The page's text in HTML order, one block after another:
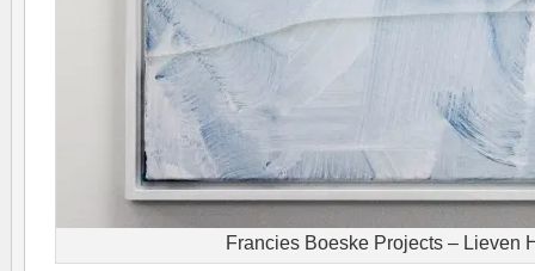
Francies Boeske Projects – Lieven